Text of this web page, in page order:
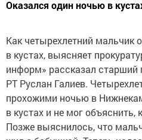
в кустах, выясняет
информ» рассказал
РТ Руслан Галиев.
прохожими ночью в
в кустах и не мог объяснить,
Позже выяснилось, что
жил с бабушкой. Теперь